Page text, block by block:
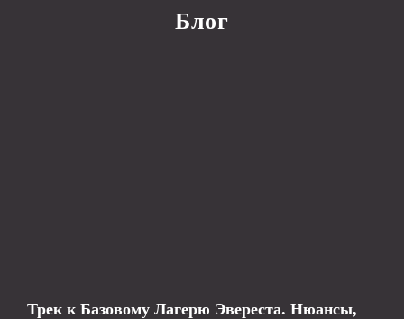
Блог
Трек к Базовому Лагерю Эвереста. Нюансы,